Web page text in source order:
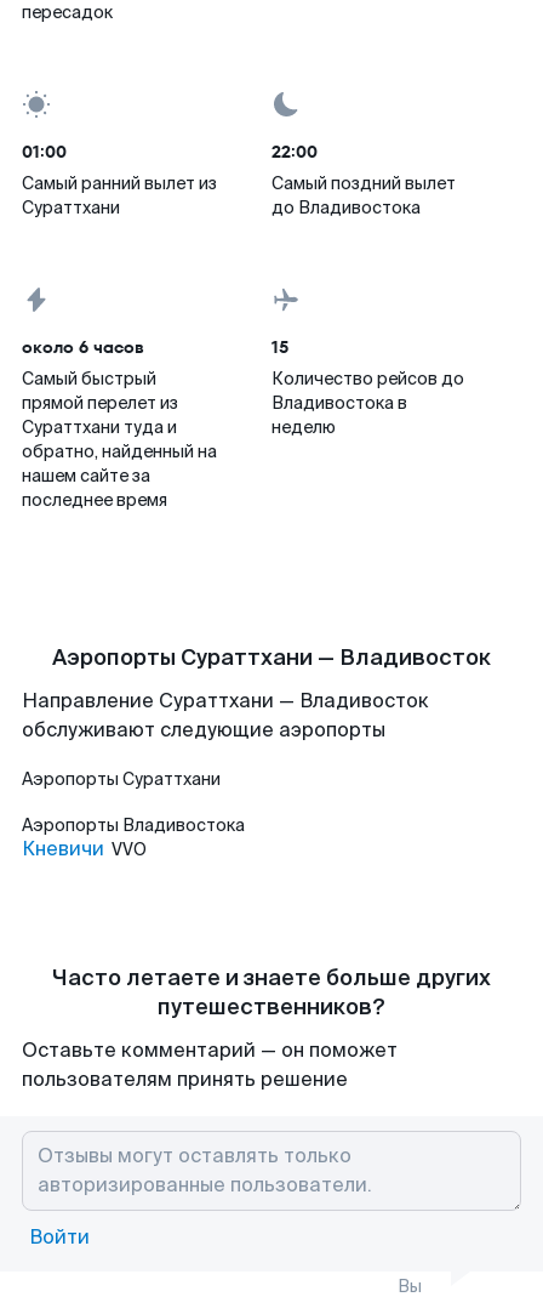
пересадок
01:00
Самый ранний вылет из
Сураттхани
22:00
Самый поздний вылет
до Владивостока
около 6 часов
Самый быстрый
прямой перелет из
Сураттхани туда и
обратно, найденный на
нашем сайте за
последнее время
15
Количество рейсов до
Владивостока в
неделю
Аэропорты Сураттхани — Владивосток
Направление Сураттхани — Владивосток
обслуживают следующие аэропорты
Аэропорты Сураттхани
Аэропорты Владивостока
Кневичи VVO
Часто летаете и знаете больше других
путешественников?
Оставьте комментарий — он поможет
пользователям принять решение
Войти
Вы